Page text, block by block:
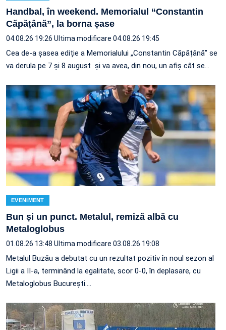
Handbal, în weekend. Memorialul “Constantin
Căpățână”, la borna șase
04.08.26 19:26 Ultima modificare 04.08.26 19:45
Cea de-a șasea ediție a Memorialului „Constantin Căpățână” se
va derula pe 7 și 8 august și va avea, din nou, un afiș cât se…
EVENIMENT
Bun și un punct. Metalul, remiză albă cu
Metaloglobus
01.08.26 13:48 Ultima modificare 03.08.26 19:08
Metalul Buzău a debutat cu un rezultat pozitiv în noul sezon al
Ligii a II-a, terminând la egalitate, scor 0-0, în deplasare, cu
Metaloglobus București.…